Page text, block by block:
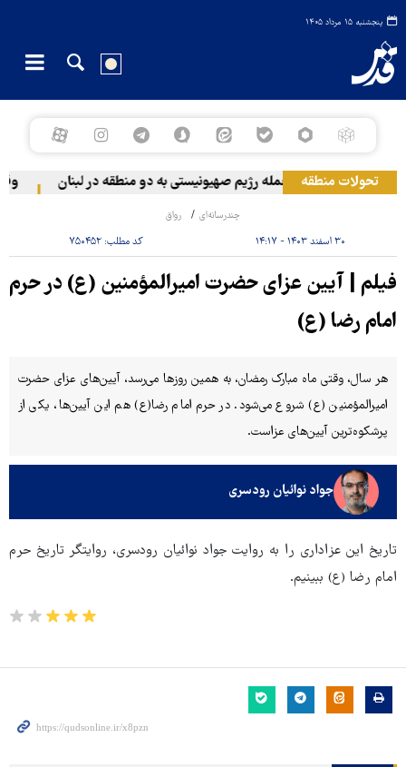
پنجشنبه ۱۵ مرداد ۱۴۰۵
تحولات منطقه حمله رژیم صهیونیستی به دو منطقه در لبنان
چندرسانه‌ای رواق
۳۰ اسفند ۱۴۰۳ - ۱۴:۱۷ کد مطلب: ۷۵۰۴۵۲
فیلم | آیین‌ عزای حضرت امیرالمؤمنین (ع) در حرم
امام رضا (ع)
هر سال، وقتی ماه مبارک رمضان، به همین روزها می‌رسد، آیین‌های عزای حضرت
امیرالمؤمنین (ع) شروع می‌شود. در حرم امام رضا(ع) هم این آیین‌ها، یکی از
پرشکوه‌ترین آیین‌های عزاست.
جواد نوائیان رودسری
تاریخ این عزاداری را به روایت جواد نوائیان رودسری، روایتگر تاریخ حرم
امام رضا (ع) ببینیم.